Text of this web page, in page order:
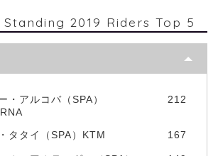
Standing 2019 Riders Top 5
・アルコバ（SPA）
212
タタイ（SPA）KTM 167